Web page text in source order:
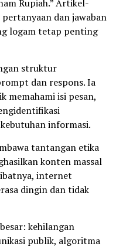
Rupiah.” Artikel-
dan jawaban
logam tetap penting
struktur
dan respons. Ia
memahami isi pesan,
informasi.
tantangan etika
konten massal
internet
dingin dan tidak
kehilangan
publik, algoritma